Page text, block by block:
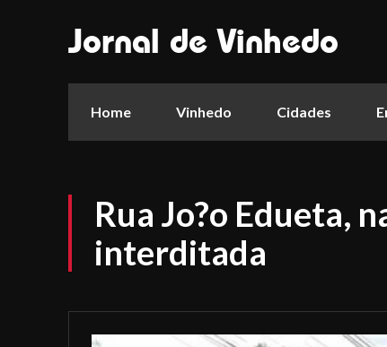
Jornal de Vinhedo
Home Vinhedo Cidades
Rua Jo?o Edueta,
interditada